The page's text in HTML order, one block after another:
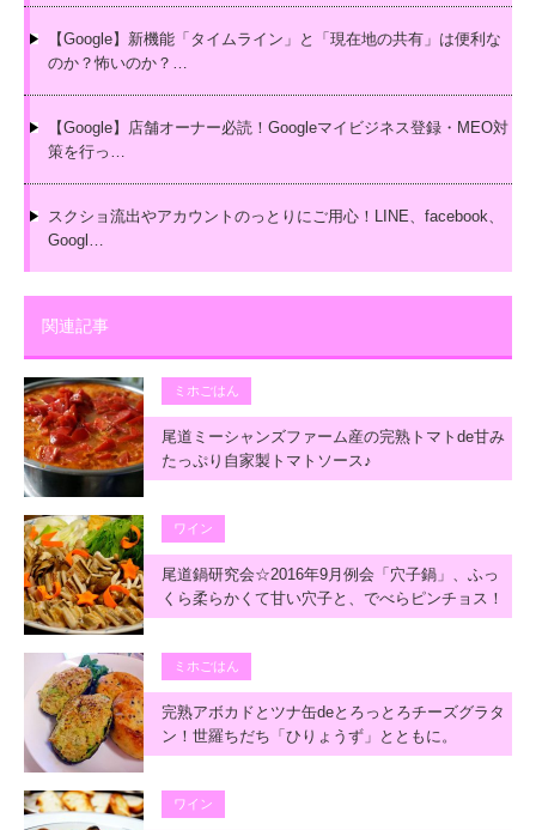
【Google】新機能「タイムライン」と「現在地の共有」は便利な
のか？怖いのか？…
【Google】店舗オーナー必読！Googleマイビジネス登録・MEO対
策を行っ…
スクショ流出やアカウントのっとりにご用心！LINE、facebook、
Googl…
関連記事
ミホごはん
尾道ミーシャンズファーム産の完熟トマトde甘み
たっぷり自家製トマトソース♪
ワイン
尾道鍋研究会☆2016年9月例会「穴子鍋」、ふっ
くら柔らかくて甘い穴子と、でべらピンチョス！
ミホごはん
完熟アボカドとツナ缶deとろっとろチーズグラタ
ン！世羅ちだち「ひりょうず」とともに。
ワイン